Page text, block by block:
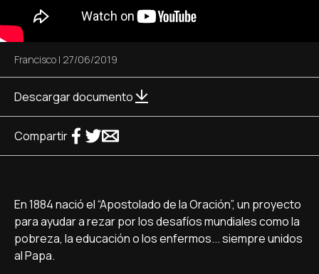
Francisco | 27/06/2019
Descargar documento
Compartir
En 1884 nació el “Apostolado de la Oración”, un proyecto
para ayudar a rezar por los desafíos mundiales como la
pobreza, la educación o los enfermos... siempre unidos
al Papa.